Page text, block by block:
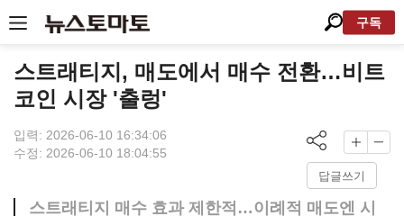
구독
스트래티지, 매도에서 매수 전환…비트
코인 시장 '출렁'
입력: 2026-06-10 16:34:06
수정: 2026-06-10 18:04:55
답글쓰기
스트래티지 매수 효과 제한적…이례적 매도엔 시